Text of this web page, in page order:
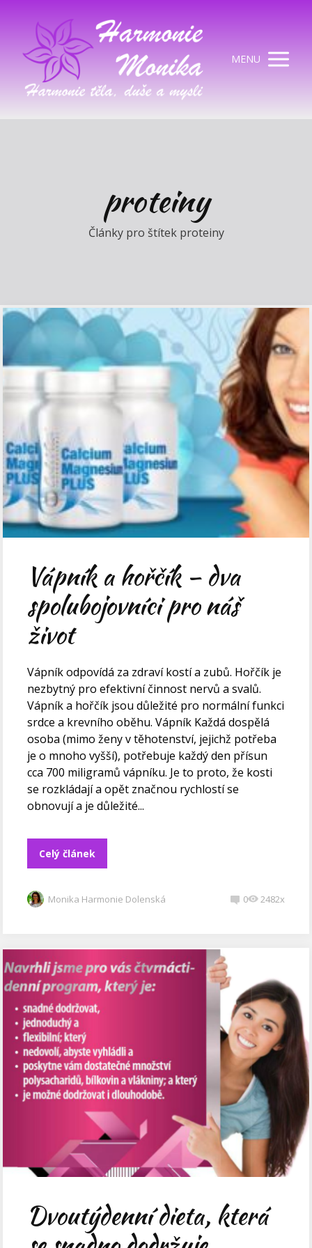
MENU
proteiny
Články pro štítek proteiny
Vápník a hořčík – dva
spolubojovníci pro náš
život
Vápník odpovídá za zdraví kostí a zubů. Hořčík je
nezbytný pro efektivní činnost nervů a svalů.
Vápník a hořčík jsou důležité pro normální funkci
srdce a krevního oběhu. Vápník Každá dospělá
osoba (mimo ženy v těhotenství, jejichž potřeba
je o mnoho vyšší), potřebuje každý den přísun
cca 700 miligramů vápníku. Je to proto, že kosti
se rozkládají a opět značnou rychlostí se
obnovují a je důležité...
Celý článek
Monika Harmonie Dolenská 0 2482x
Dvoutýdenní dieta, která